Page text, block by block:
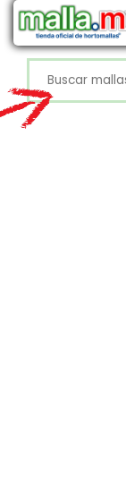
contenido